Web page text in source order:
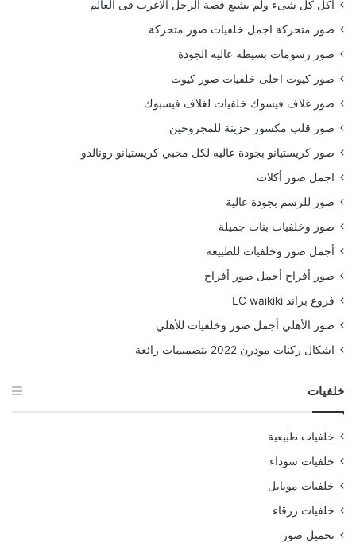
أكل كل شىء ولم يشبع قصة الرجل الاغرب فى العالم
صور متحركة اجمل خلفيات صور متحركة
صور رسومات بسيطه عاليه الجودة
صور كيوت احلى خلفيات صور كيوت
صور غلاف فيسوك خلفيات لغلاف فيسبوك
صور قلب مكسور حزينة للمجروحين
صور كريستيانو بجودة عاليه لكل محبي كريستيانو رونالدو
اجمل صور أكلات
صور للرسم بجودة عالية
صور وخلفيات بنات جميلة
أجمل صور وخلفيات للطبيعة
صور أفراح أجمل صور أفراح
فروع براند LC waikiki
صور الأهلي أجمل صور وخلفيات للأهلي
اشكال ركنات مودرن 2022 بتصميمات رائعة
خلفيات
خلفيات طبيعية
خلفيات سوداء
خلفيات موبايل
خلفيات زرقاء
تحميل صور